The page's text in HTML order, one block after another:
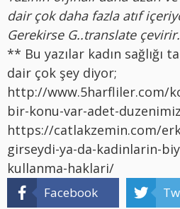
dair çok daha fazla atıf
Gerekirse G..translate çevirir.
** Bu yazılar kadın sağlığı
dair çok şey diyor;
http://www.5harfliler.com/
bir-konu-var-adet-
https://catlakzemin.com/
girseydi-ya-da-kadinlarin-
kullanma-haklari/
Facebook